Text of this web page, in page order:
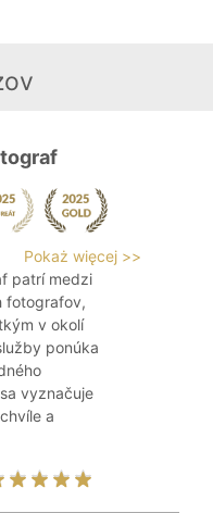
Pokaż więcej >>
patrí medzi
fotografov,
v okolí
ponúka
vyznačuje
a